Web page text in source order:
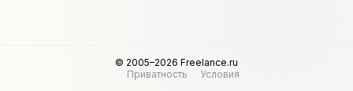
© 2005–2026 Freelance.ru
Приватность
Условия